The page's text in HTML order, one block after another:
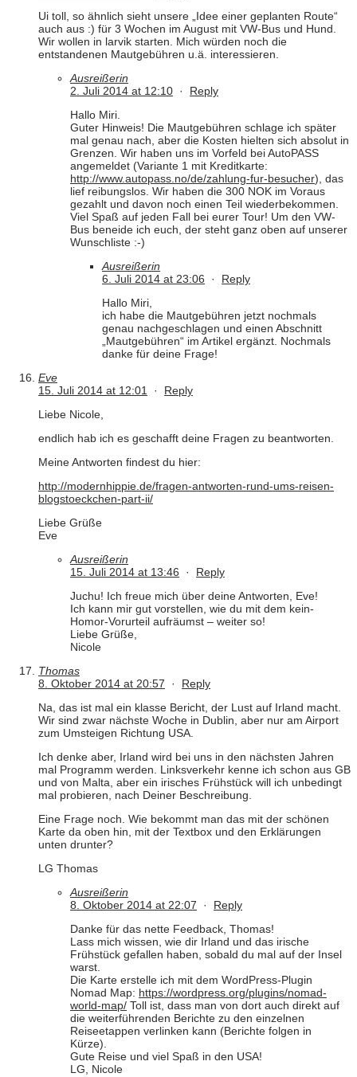
Ui toll, so ähnlich sieht unsere „Idee einer geplanten Route“
auch aus :) für 3 Wochen im August mit VW-Bus und Hund.
Wir wollen in larvik starten. Mich würden noch die
entstandenen Mautgebühren u.ä. interessieren.
Ausreißerin
2. Juli 2014 at 12:10 · Reply
Hallo Miri.
Guter Hinweis! Die Mautgebühren schlage ich später
mal genau nach, aber die Kosten hielten sich absolut in
Grenzen. Wir haben uns im Vorfeld bei AutoPASS
angemeldet (Variante 1 mit Kreditkarte:
http://www.autopass.no/de/zahlung-fur-besucher), das
lief reibungslos. Wir haben die 300 NOK im Voraus
gezahlt und davon noch einen Teil wiederbekommen.
Viel Spaß auf jeden Fall bei eurer Tour! Um den VW-
Bus beneide ich euch, der steht ganz oben auf unserer
Wunschliste :-)
Ausreißerin
6. Juli 2014 at 23:06 · Reply
Hallo Miri,
ich habe die Mautgebühren jetzt nochmals
genau nachgeschlagen und einen Abschnitt
„Mautgebühren“ im Artikel ergänzt. Nochmals
danke für deine Frage!
Eve
15. Juli 2014 at 12:01 · Reply
Liebe Nicole,
endlich hab ich es geschafft deine Fragen zu beantworten.
Meine Antworten findest du hier:
http://modernhippie.de/fragen-antworten-rund-ums-reisen-
blogstoeckchen-part-ii/
Liebe Grüße
Eve
Ausreißerin
15. Juli 2014 at 13:46 · Reply
Juchu! Ich freue mich über deine Antworten, Eve!
Ich kann mir gut vorstellen, wie du mit dem kein-
Homor-Vorurteil aufräumst – weiter so!
Liebe Grüße,
Nicole
Thomas
8. Oktober 2014 at 20:57 · Reply
Na, das ist mal ein klasse Bericht, der Lust auf Irland macht.
Wir sind zwar nächste Woche in Dublin, aber nur am Airport
zum Umsteigen Richtung USA.
Ich denke aber, Irland wird bei uns in den nächsten Jahren
mal Programm werden. Linksverkehr kenne ich schon aus GB
und von Malta, aber ein irisches Frühstück will ich unbedingt
mal probieren, nach Deiner Beschreibung.
Eine Frage noch. Wie bekommt man das mit der schönen
Karte da oben hin, mit der Textbox und den Erklärungen
unten drunter?
LG Thomas
Ausreißerin
8. Oktober 2014 at 22:07 · Reply
Danke für das nette Feedback, Thomas!
Lass mich wissen, wie dir Irland und das irische
Frühstück gefallen haben, sobald du mal auf der Insel
warst.
Die Karte erstelle ich mit dem WordPress-Plugin
Nomad Map: https://wordpress.org/plugins/nomad-
world-map/ Toll ist, dass man von dort auch direkt auf
die weiterführenden Berichte zu den einzelnen
Reiseetappen verlinken kann (Berichte folgen in
Kürze).
Gute Reise und viel Spaß in den USA!
LG, Nicole